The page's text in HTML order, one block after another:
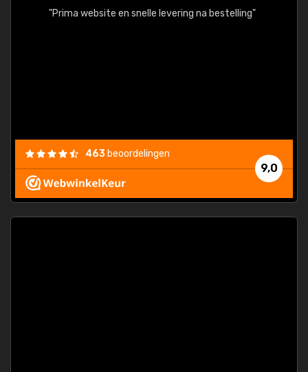
"Prima website en snelle levering na bestelling"
9,0
463 beoordelingen